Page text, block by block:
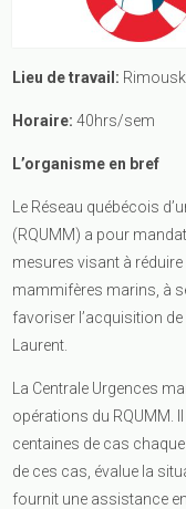
Lieu de travail:
Horaire: 40hrs/sem
L’organisme en bref
Le Réseau québécois
(RQUMM) a pour
mesures visant à
mammifères marins, à
favoriser l’acquisition
Laurent.
La Centrale Urgences
opérations du RQUMM.
centaines de cas
de ces cas, évalue la
fournit une assistance